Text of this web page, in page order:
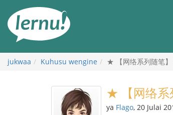
maudhui
jukwaa Kuhusu wengine ★ 【网络系列随笔
★ 【网络系
ya Flago, 20 Julai